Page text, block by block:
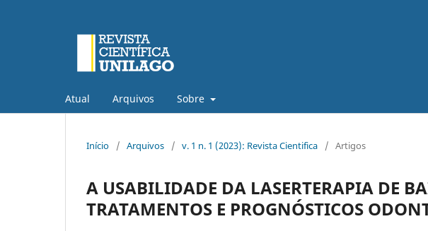
Atual Arquivos Sobre
Início / Arquivos / v. 1 n. 1 (2023): Revista Cientifica / Artigos
A USABILIDADE DA LASERTERAPIA DE
TRATAMENTOS E PROGNÓSTICOS